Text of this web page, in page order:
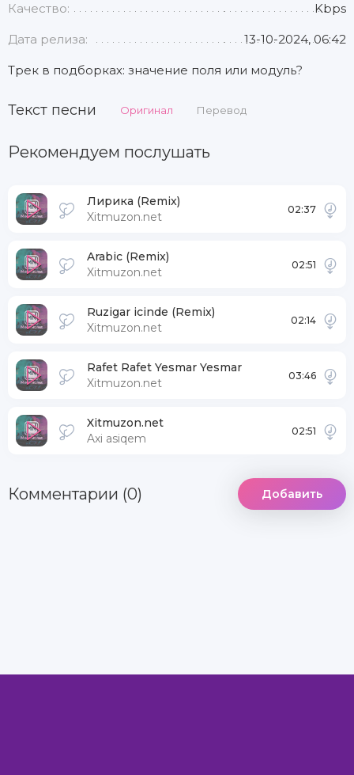
Качество: Kbps
Дата релиза: 13-10-2024, 06:42
Трек в подборках: значение поля или модуль?
Текст песни Оригинал Перевод
Рекомендуем послушать
Лирика (Remix)
Xitmuzon.net
02:37
Arabic (Remix)
Xitmuzon.net
02:51
Ruzigar icinde (Remix)
Xitmuzon.net
02:14
Rafet Rafet Yesmar Yesmar
Xitmuzon.net
03:46
Xitmuzon.net
Axi asiqem
02:51
Комментарии (0) Добавить